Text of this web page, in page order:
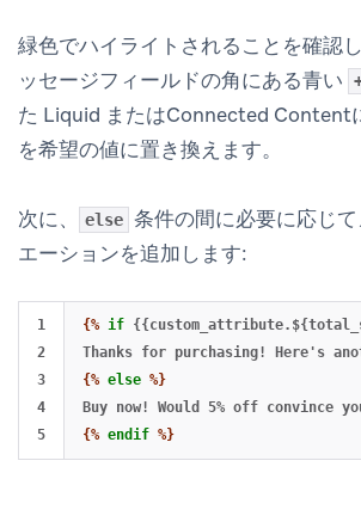
緑色でハイライトされることを確認し
ッセージフィールドの角にある青い
た Liquid またはConnected Content
を希望の値に置き換えます。
次に、 else 条件の間に必要に応じ
エーションを追加します:
1
2
3
4
{% if
{% else %}
{% endif %}